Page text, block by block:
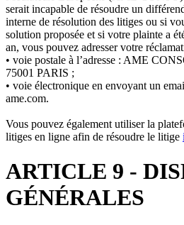
serait incapable de résoudre un
interne de résolution des litiges ou si
solution proposée et si votre plainte a
an, vous pouvez adresser votre
• voie postale à l’adresse : AME
75001 PARIS ;
• voie électronique en envoyant un
ame.com.
Vous pouvez également utiliser la
litiges en ligne afin de résoudre le litige
ARTICLE 9 -
GÉNÉRALES